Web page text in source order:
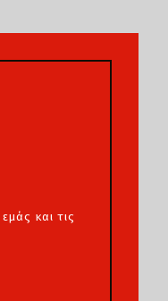
και τις